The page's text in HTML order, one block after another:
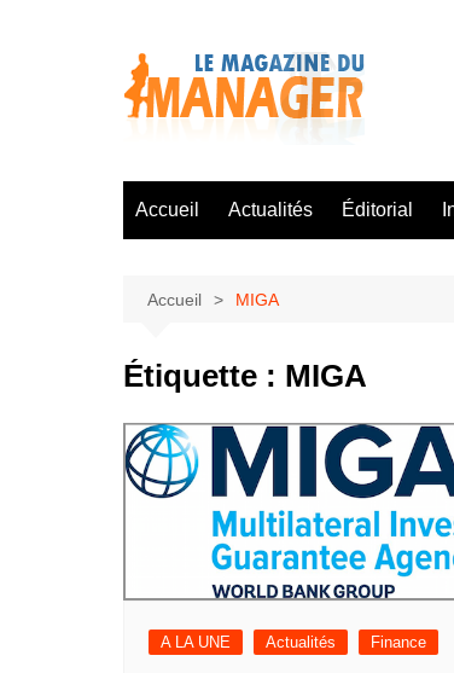
Accueil Actualités Éditorial
Accueil MIGA
Étiquette : MIGA
A LA UNE Actualités Finance